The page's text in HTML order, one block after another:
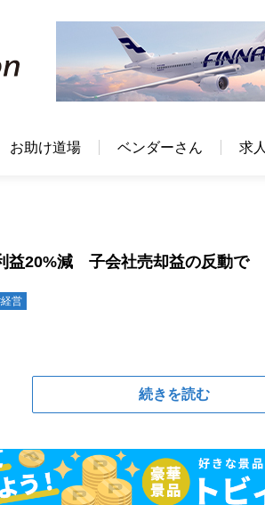
お助け道場 ベンダーさん 求人
益20%減 子会社売却益の反動で
営
続きを読む